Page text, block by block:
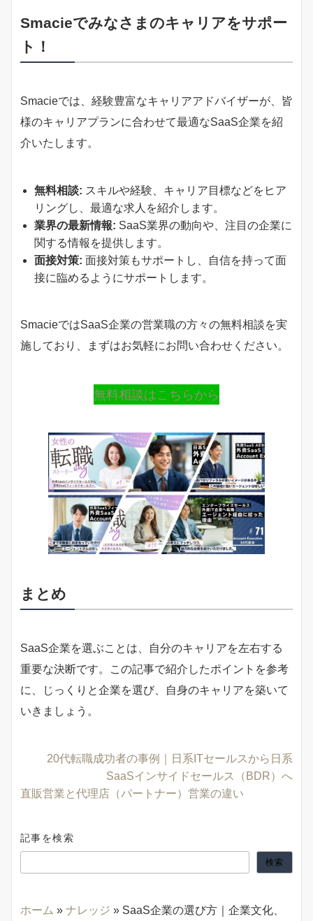
Smacieでみなさまのキャリアをサポー
ト！
Smacieでは、経験豊富なキャリアアドバイザーが、皆
様のキャリアプランに合わせて最適なSaaS企業を紹
介いたします。
無料相談: スキルや経験、キャリア目標などをヒア
リングし、最適な求人を紹介します。
業界の最新情報: SaaS業界の動向や、注目の企業に
関する情報を提供します。
面接対策: 面接対策もサポートし、自信を持って面
接に臨めるようにサポートします。
SmacieではSaaS企業の営業職の方々の無料相談を実
施しており、まずはお気軽にお問い合わせください。
無料相談はこちらから
まとめ
SaaS企業を選ぶことは、自分のキャリアを左右する
重要な決断です。この記事で紹介したポイントを参考
に、じっくりと企業を選び、自身のキャリアを築いて
いきましょう。
20代転職成功者の事例｜日系ITセールスから日系
SaaSインサイドセールス（BDR）へ
直販営業と代理店（パートナー）営業の違い
記事を検索
検索
ホーム » ナレッジ » SaaS企業の選び方｜企業文化、